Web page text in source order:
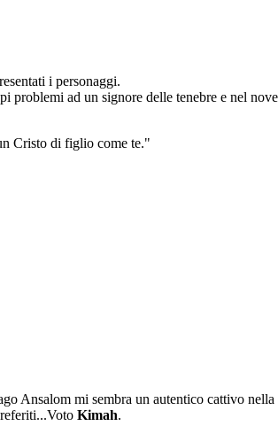
i personaggi.
ad un signore delle tenebre e nel
Cristo di figlio come te."
Ansalom mi sembra un autentico cattivo
Kimah.